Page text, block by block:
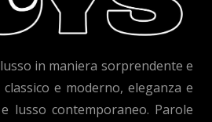
in maniera sorprendente e
e moderno, eleganza e
lusso contemporaneo. Parole